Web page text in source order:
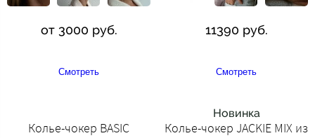
от 3000 руб.
Смотреть
11390 руб.
Смотреть
Колье-чокер BASIC
Новинка
Колье-чокер JACKIE MIX из